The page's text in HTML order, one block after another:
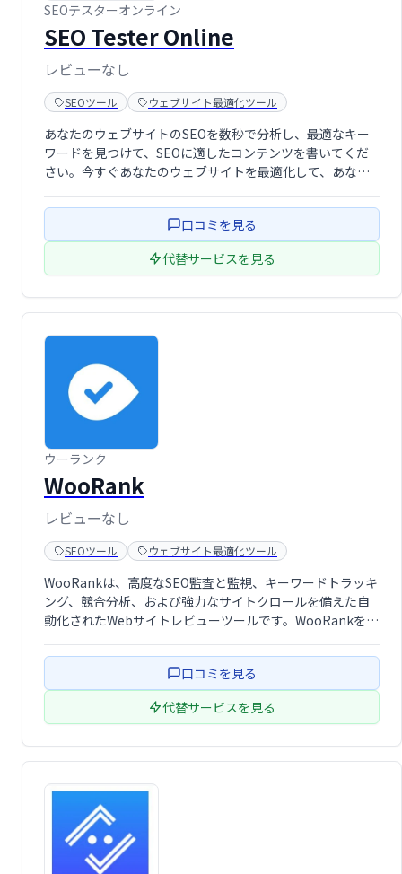
SEOテスターオンライン
SEO Tester Online
レビューなし
SEOツール ウェブサイト最適化ツール
あなたのウェブサイトのSEOを数秒で分析し、最適なキー
ワードを見つけて、SEOに適したコンテンツを書いてくだ
さい。今すぐあなたのウェブサイトを最適化して、あなた
口コミを見る
代替サービスを見る
ウーランク
WooRank
レビューなし
SEOツール ウェブサイト最適化ツール
WooRankは、高度なSEO監査と監視、キーワードトラッキ
ング、競合分析、および強力なサイトクロールを備えた自
動化されたWebサイトレビューツールです。WooRankを使
スや洞察を得て、Webサイトを最適化できます。
口コミを見る
代替サービスを見る